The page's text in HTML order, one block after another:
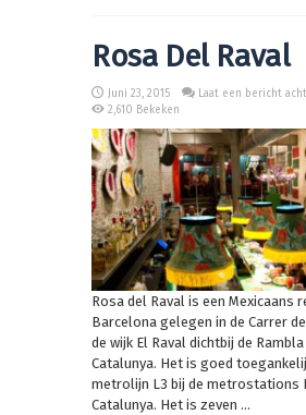
Rosa Del Raval
Juni 23, 2015
Laat een bericht
2,610 Bekeken
Rosa del Raval is een Mexicaans
Barcelona gelegen in de Carrer
de wijk El Raval dichtbij de
Catalunya. Het is goed
metrolijn L3 bij de metrostations
Catalunya. Het is zeven ...